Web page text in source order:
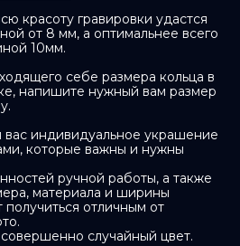
красоту гравировки удастся
от 8 мм, а оптимальнее всего
10мм.
себе размера кольца в
напишите нужный вам размер
вас индивидуальное украшение
которые важны и нужны
ручной работы, а также
материала и ширины
отличным от
случайный цвет.